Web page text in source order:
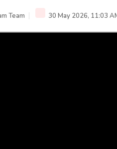
Team 30 May 2026, 11:03